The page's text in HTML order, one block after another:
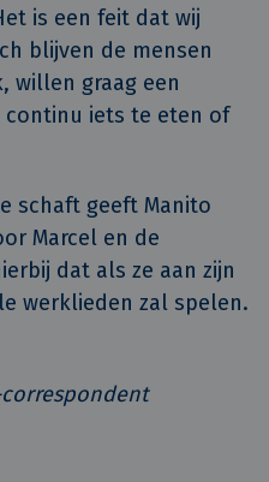
is een feit dat wij
blijven de mensen
willen graag een
continu iets te eten of
schaft geeft Manito
Marcel en de
dat als ze aan zijn
werklieden zal spelen.